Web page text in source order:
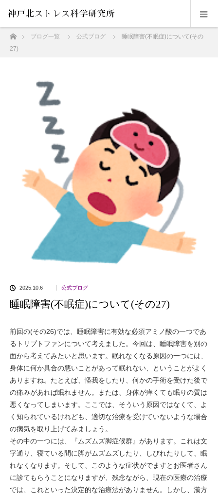
ホームブログ一覧 公式ブログ
睡眠障害(不眠症)について(その
27)
2025.10.6 公式ブログ
睡眠障害(不眠症)について(その27)
前回の(その26)では、睡眠障害に有効な必須アミノ酸の一つであ
るトリプトファンについて考えました。今回は、睡眠障害を別の
面から考えてみたいと思います。眠れなくなる原因の一つには、
身体に何か具合の悪いことがあって眠れない、ということがよく
ありますね。たとえば、怪我をしたり、何かの手術を受けた後で
の痛みがあれば眠れません。または、身体が痒くても眠りの質は
悪くなってしまいます。ここでは、そういう原因ではなくて、よ
く知られているけれども、適切な治療を受けていないような場合
の病気を取り上げてみましょう。
その中の一つには、『ムズムズ脚症候群』があります。これは文
字通り、寝ている間に脚がムズムズしたり、しびれたりして、眠
れなくなります。そして、このような症状がでますとお医者さん
に診てもらうことになりますが、残念ながら、現在の医療の治療
では、これといった決定的な治療法がありません。しかし、漢方